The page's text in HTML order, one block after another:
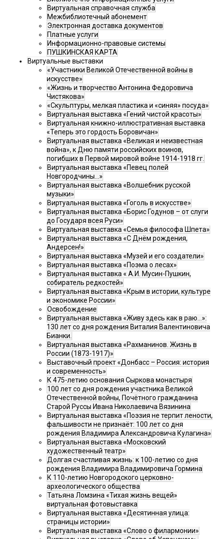
Виртуальная справочная служба
Межбиблиотечный абонемент
Электронная доставка документов
Платные услуги
Информационно-правовые системы
ПУШКИНСКАЯ КАРТА
Виртуальные выставки
«Участники Великой Отечественной войны в
искусстве»
«Жизнь и творчество Антонина Федоровича
Чистякова»
«Скульптуры, мелкая пластика и «синяя» посуда»
Виртуальная выставка «Гений чистой красоты»
Виртуальная книжно-иллюстративная выставка
«Теперь это гордость Боровичан»
Виртуальная выставка «Великая и неизвестная
война», к Дню памяти российских воинов,
погибших в Первой мировой войне 1914-1918 гг.
Виртуальная выставка «Певец полей
Новгородчины…»
Виртуальная выставка «Волшебник русской
музыки»
Виртуальная выставка «Гоголь в искусстве»
Виртуальная выставка «Борис Годунов – от слуги
до Государя всея Руси»
Виртуальная выставка «Семья философа Шпета»
Виртуальная выставка «С Днём рождения,
Андерсен!»
Виртуальная выставка «Музей и его создатели»
Виртуальная выставка «Поэма о лесах»
Виртуальная выставка « А.И. Мусин-Пушкин,
собиратель редкостей»
Виртуальная выставка «Крым в истории, культуре
и экономике России»
Освобождение
Виртуальная выставка «Живу здесь как в раю…»:
130 лет со дня рождения Виталия Валентиновича
Бианки.
Виртуальная выставка «Рахманинов. Жизнь в
России (1873-1917)»
Выставочный проект «Донбасс – Россия: история
и современность»
К 475-летию основания Сыркова монастыря
100 лет со дня рождения участника Великой
Отечественной войны, Почётного гражданина
Старой Руссы Ивана Николаевича Вязинина
Виртуальная выставка «Поэзия не терпит лености,
фальшивости не признаёт: 100 лет со дня
рождения Владимира Александровича Кулагина»
Виртуальная выставка «Московский
художественный театр»
Долгая счастливая жизнь: к 100-летию со дня
рождения Владимира Владимировича Гормина
К 110-летию Новгородского церковно-
археологического общества
Татьяна Ломзина «Тихая жизнь вещей»
виртуальная фотовыставка
Виртуальная выставка «Десятинная улица:
страницы истории»
Виртуальная выставка «Слово о филармонии»